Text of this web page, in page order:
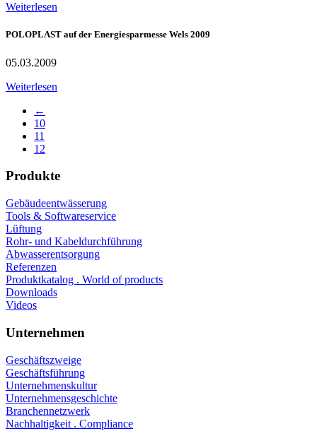
Weiterlesen
POLOPLAST auf der Energiesparmesse Wels 2009
05.03.2009
Weiterlesen
←
10
11
12
Produkte
Gebäudeentwässerung
Tools & Softwareservice
Lüftung
Rohr- und Kabeldurchführung
Abwasserentsorgung
Referenzen
Produktkatalog . World of products
Downloads
Videos
Unternehmen
Geschäftszweige
Geschäftsführung
Unternehmenskultur
Unternehmensgeschichte
Branchennetzwerk
Nachhaltigkeit . Compliance